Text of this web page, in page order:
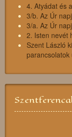
4. Atyádat és
3/b. Az Úr
3/a. Az Úr
2. Isten nevét
Szent László
parancsolatok